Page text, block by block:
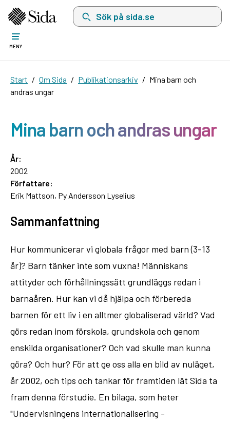
Sök på sida.se, sökförslag kommer att visas
MENY
Start Om Sida Publikationsarkiv
Mina barn och
andras ungar
Mina barn och andras ungar
År:
2002
Författare:
Erik Mattson, Py Andersson Lyselius
Sammanfattning
Hur kommunicerar vi globala frågor med barn (3-13
år)? Barn tänker inte som vuxna! Människans
attityder och förhållningssätt grundläggs redan i
barnaåren. Hur kan vi då hjälpa och förbereda
barnen för ett liv i en alltmer globaliserad värld? Vad
görs redan inom förskola, grundskola och genom
enskilda organisationer? Och vad skulle man kunna
göra? Och hur? För att ge oss alla en bild av nuläget,
år 2002, och tips och tankar för framtiden lät Sida ta
fram denna förstudie. En bilaga, som heter
"Undervisningens internationalisering -